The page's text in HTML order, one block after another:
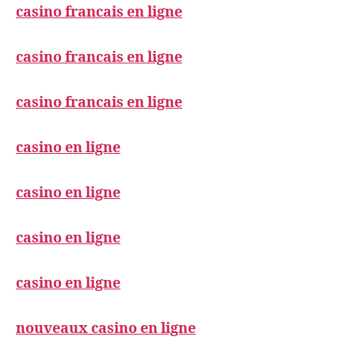
casino francais en ligne
casino francais en ligne
casino francais en ligne
casino en ligne
casino en ligne
casino en ligne
casino en ligne
nouveaux casino en ligne